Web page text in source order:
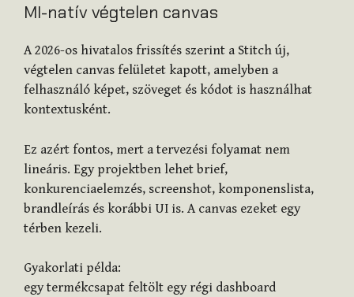
MI-natív végtelen canvas
A 2026-os hivatalos frissítés szerint a Stitch új,
végtelen canvas felületet kapott, amelyben a
felhasználó képet, szöveget és kódot is használhat
kontextusként.
Ez azért fontos, mert a tervezési folyamat nem
lineáris. Egy projektben lehet brief,
konkurenciaelemzés, screenshot, komponenslista,
brandleírás és korábbi UI is. A canvas ezeket egy
térben kezeli.
Gyakorlati példa:
egy termékcsapat feltölt egy régi dashboard